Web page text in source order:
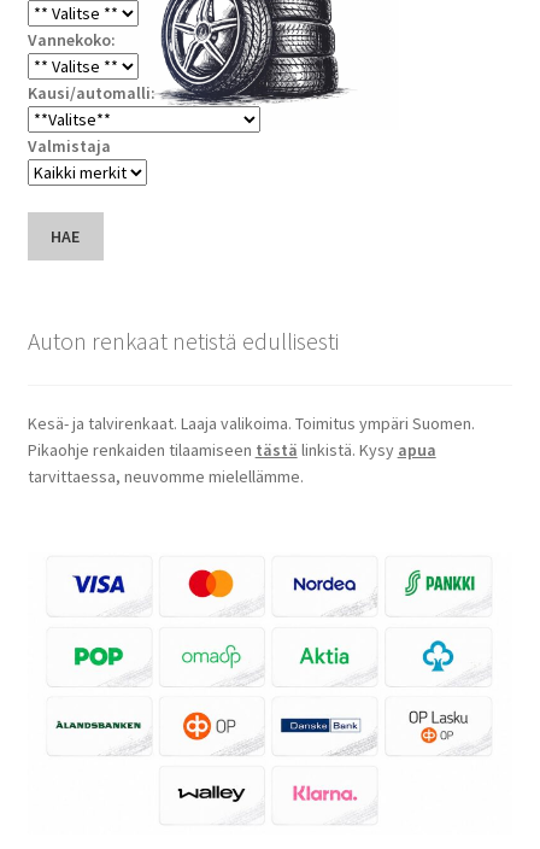
Vannekoko:
Kausi/automalli:
Valmistaja
HAE
Auton renkaat netistä edullisesti
Kesä- ja talvirenkaat. Laaja valikoima. Toimitus ympäri Suomen.
Pikaohje renkaiden tilaamiseen tästä linkistä. Kysy apua
tarvittaessa, neuvomme mielellämme.